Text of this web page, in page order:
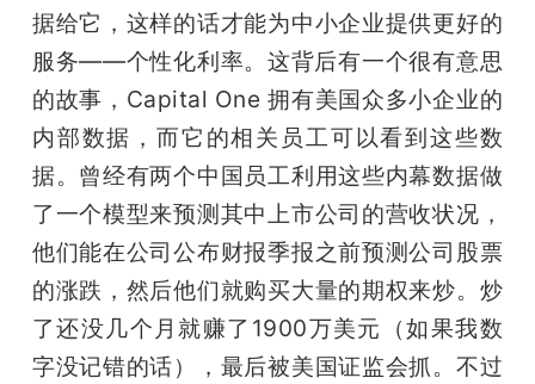
据给它，这样的话才能为中小企业提供更好的
服务——个性化利率。这背后有一个很有意思
的故事，Capital One 拥有美国众多小企业的
内部数据，而它的相关员工可以看到这些数
据。曾经有两个中国员工利用这些内幕数据做
了一个模型来预测其中上市公司的营收状况，
他们能在公司公布财报季报之前预测公司股票
的涨跌，然后他们就购买大量的期权来炒。炒
了还没几个月就赚了1900万美元（如果我数
字没记错的话），最后被美国证监会抓。不过